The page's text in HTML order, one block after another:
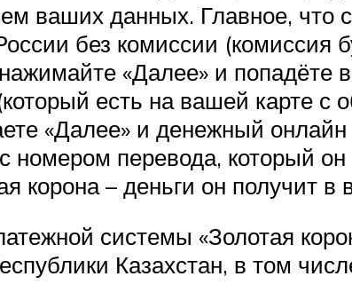
ваших данных. Главное, что
без комиссии (комиссия
«Далее» и попадёте
есть на вашей карте с
«Далее» и денежный
номером перевода, который
корона – деньги он получит
системы «Золотая
Казахстан, в том